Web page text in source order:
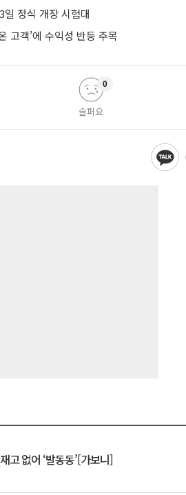
일 정식 개장 시험대
고객’에 수익성 반등 주목
슬퍼요
0
고 없어 ‘발동동’[가보니]